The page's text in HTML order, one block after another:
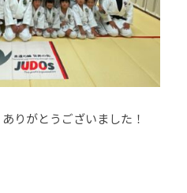
りがとうございました！